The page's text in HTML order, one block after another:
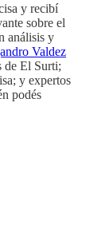
y recibí
sobre el
análisis y
Valdez
de El Surti;
y expertos
podés